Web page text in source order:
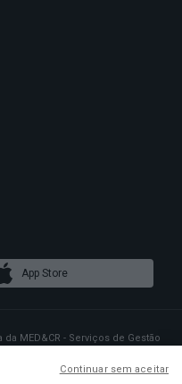
App Store
MED&CR - Serviços de Gestão
103, 1150-279 Lisboa, que gere
Continuar sem aceitar